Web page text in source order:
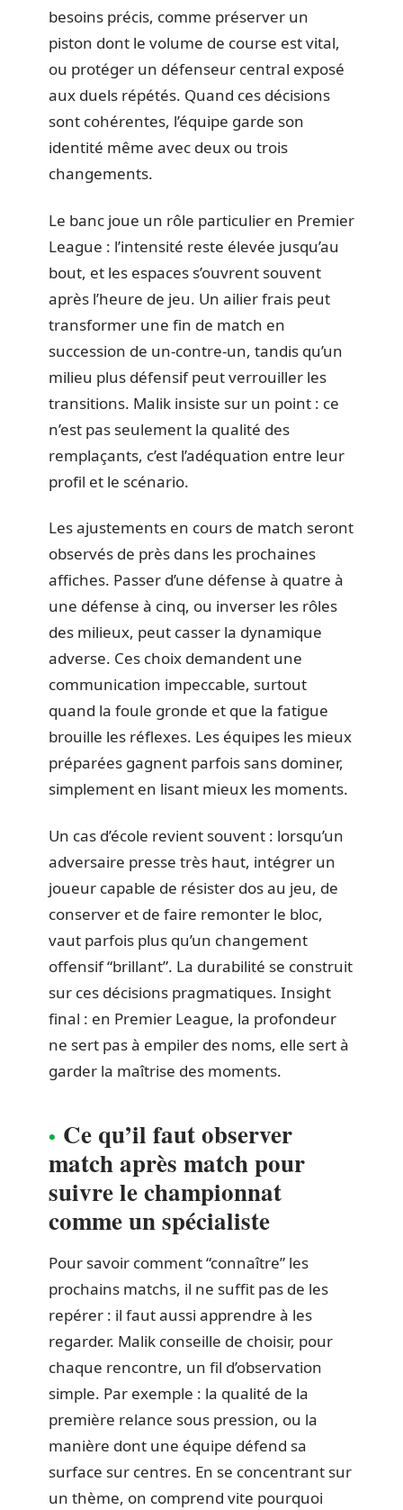
besoins précis, comme préserver un
piston dont le volume de course est vital,
ou protéger un défenseur central exposé
aux duels répétés. Quand ces décisions
sont cohérentes, l’équipe garde son
identité même avec deux ou trois
changements.
Le banc joue un rôle particulier en Premier
League : l’intensité reste élevée jusqu’au
bout, et les espaces s’ouvrent souvent
après l’heure de jeu. Un ailier frais peut
transformer une fin de match en
succession de un-contre-un, tandis qu’un
milieu plus défensif peut verrouiller les
transitions. Malik insiste sur un point : ce
n’est pas seulement la qualité des
remplaçants, c’est l’adéquation entre leur
profil et le scénario.
Les ajustements en cours de match seront
observés de près dans les prochaines
affiches. Passer d’une défense à quatre à
une défense à cinq, ou inverser les rôles
des milieux, peut casser la dynamique
adverse. Ces choix demandent une
communication impeccable, surtout
quand la foule gronde et que la fatigue
brouille les réflexes. Les équipes les mieux
préparées gagnent parfois sans dominer,
simplement en lisant mieux les moments.
Un cas d’école revient souvent : lorsqu’un
adversaire presse très haut, intégrer un
joueur capable de résister dos au jeu, de
conserver et de faire remonter le bloc,
vaut parfois plus qu’un changement
offensif “brillant”. La durabilité se construit
sur ces décisions pragmatiques. Insight
final : en Premier League, la profondeur
ne sert pas à empiler des noms, elle sert à
garder la maîtrise des moments.
Ce qu’il faut observer
match après match pour
suivre le championnat
comme un spécialiste
Pour savoir comment “connaître” les
prochains matchs, il ne suffit pas de les
repérer : il faut aussi apprendre à les
regarder. Malik conseille de choisir, pour
chaque rencontre, un fil d’observation
simple. Par exemple : la qualité de la
première relance sous pression, ou la
manière dont une équipe défend sa
surface sur centres. En se concentrant sur
un thème, on comprend vite pourquoi